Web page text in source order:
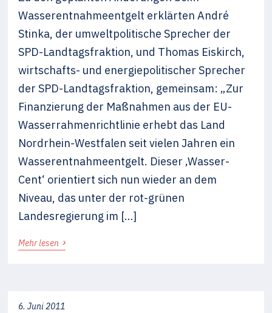
Wasserentnahmeentgelt erklärten André
Stinka, der umweltpolitische Sprecher der
SPD-Landtagsfraktion, und Thomas Eiskirch,
wirtschafts- und energiepolitischer Sprecher
der SPD-Landtagsfraktion, gemeinsam: „Zur
Finanzierung der Maßnahmen aus der EU-
Wasserrahmenrichtlinie erhebt das Land
Nordrhein-Westfalen seit vielen Jahren ein
Wasserentnahmeentgelt. Dieser ‚Wasser-
Cent‘ orientiert sich nun wieder an dem
Niveau, das unter der rot-grünen
Landesregierung im […]
Mehr lesen ›
6. Juni 2011